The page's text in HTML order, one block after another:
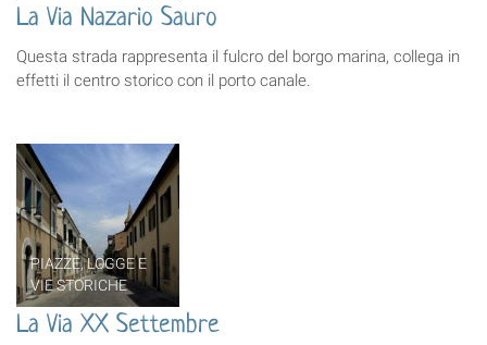
La Via Nazario Sauro
Questa strada rappresenta il fulcro del borgo marina, collega in
effetti il centro storico con il porto canale.
PIAZZE, LOGGE E
VIE STORICHE
La Via XX Settembre